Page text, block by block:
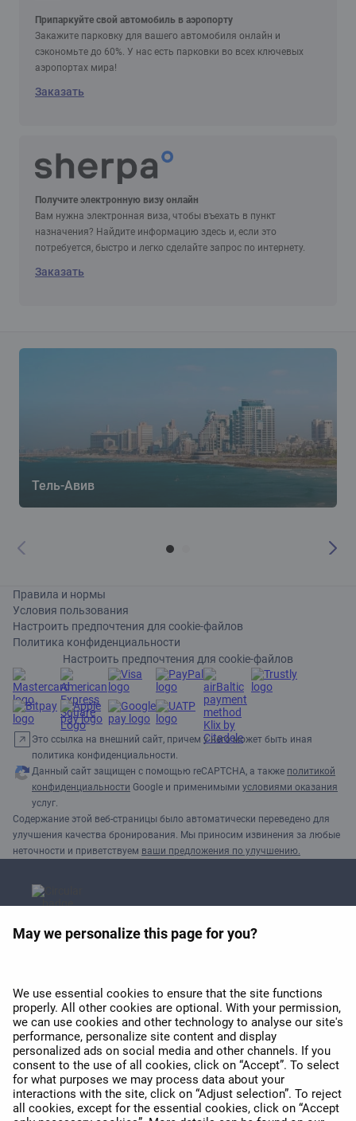
May we personalize this page for you?
We use essential cookies to ensure that the site functions
properly. All other cookies are optional. With your permission,
we can use cookies and other technology to analyse our site's
performance, personalize site content and display
personalized ads on social media and other channels. If you
consent to the use of all cookies, click on “Accept”. To select
for what purposes we may process data about your
interactions with the site, click on “Adjust selection”. To reject
all cookies, except for the essential cookies, click on “Accept
Припаркуйте свой автомобиль в аэропорту
Закажите парковку для вашего автомобиля онлайн и
сэкономьте до 60%. У нас есть парковки во всех ключевых
аэропортах мира!
Заказать
Получите электронную визу онлайн
Вам нужна электронная виза, чтобы въехать в пункт
назначения? Найдите информацию здесь и, если это
потребуется, быстро и легко сделайте запрос по интернету.
Заказать
Тель-Авив
Правила и нормы
Условия пользования
Настроить предпочтения для cookie-файлов
Политика конфиденциальности
Настроить предпочтения для cookie-файлов
Это ссылка на внешний сайт, причем у него может быть иная
политика конфиденциальности.
Данный сайт защищен с помощью reCAPTCHA, а также политикой
конфиденциальности Google и применимыми условиями оказания
услуг.
Содержание этой веб-страницы было автоматически переведено для
улучшения качества бронирования. Мы приносим извинения за любые
неточности и приветствуем ваши предложения по улучшению.
лучший Wi-Fi в Европе
APEX 2026 Five Star Major